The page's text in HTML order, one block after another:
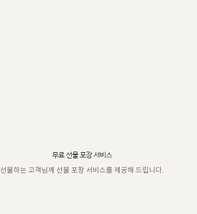
무료 선물 포장 서비스
선물하는 고객님께 선물 포장 서비스를 제공해 드립니다.